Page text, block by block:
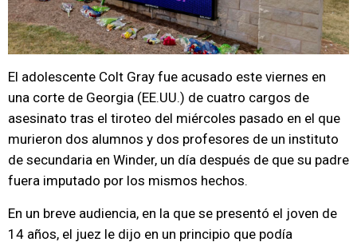
El adolescente Colt Gray fue acusado este viernes en
una corte de Georgia (EE.UU.) de cuatro cargos de
asesinato tras el tiroteo del miércoles pasado en el que
murieron dos alumnos y dos profesores de un instituto
de secundaria en Winder, un día después de que su padre
fuera imputado por los mismos hechos.
En un breve audiencia, en la que se presentó el joven de
14 años, el juez le dijo en un principio que podía